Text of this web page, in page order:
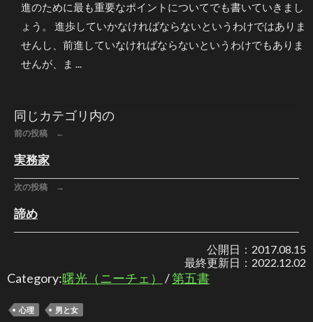
進のために最も重要なポイントについてでも書いていきまし
ょう。 進歩していかなければならないというわけではありま
せんし、前進していなければならないというわけでもありま
せんが、ま ...
同じカテゴリ内の
前の投稿 ←
実務家
次の投稿 →
諦め
公開日： 2017.08.15
最終更新日： 2022.12.02
Category:曙光（ニーチェ） /第五書
心理 男と女